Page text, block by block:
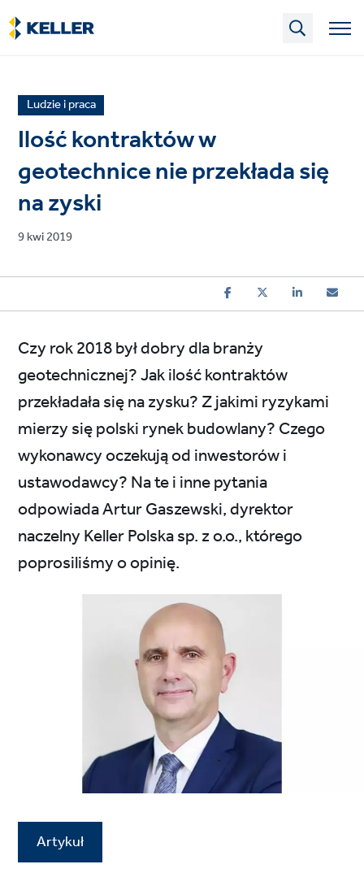
Skip
to
main
News
article
category
Ludzie i praca
Ilość kontraktów w
geotechnice nie przekłada się
na zyski
Published
9 kwi 2019
Czy rok 2018 był dobry dla branży
geotechnicznej? Jak ilość kontraktów
przekładała się na zysku? Z jakimi ryzykami
mierzy się polski rynek budowlany? Czego
wykonawcy oczekują od inwestorów i
ustawodawcy? Na te i inne pytania
odpowiada Artur Gaszewski, dyrektor
naczelny Keller Polska sp. z o.o., którego
poprosiliśmy o opinię.
Artykuł